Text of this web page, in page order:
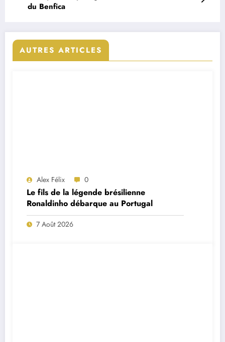
du Benfica
AUTRES ARTICLES
Alex Félix 0
Le fils de la légende brésilienne
Ronaldinho débarque au Portugal
7 Août 2026